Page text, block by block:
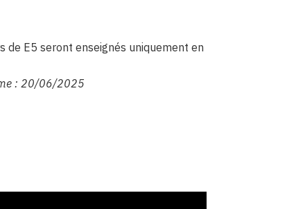
E5 seront enseignés uniquement en
: 20/06/2025